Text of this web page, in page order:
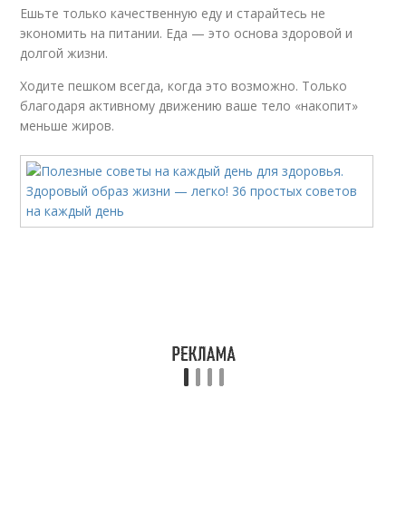
Ешьте только качественную еду и старайтесь не
экономить на питании. Еда — это основа здоровой и
долгой жизни.
Ходите пешком всегда, когда это возможно. Только
благодаря активному движению ваше тело «накопит»
меньше жиров.